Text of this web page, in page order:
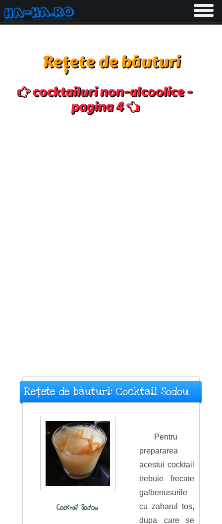
Toggle
Rețete de băuturi
cocktailuri non-alcoolice -
pagina 4
Rețete de băuturi: Cocktail Sodou
Cocktail Sodou
Pentru
prepararea
acestui cocktail
trebuie frecate
galbenusurile
cu zaharul tos,
dupa care se